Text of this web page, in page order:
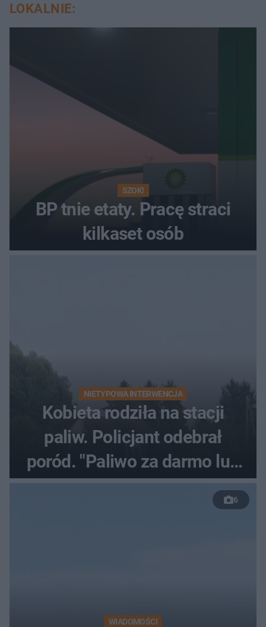
LOKALNIE:
SZOK!
BP tnie etaty. Pracę straci
kilkaset osób
NIETYPOWA INTERWENCJA
Kobieta rodziła na stacji
paliw. Policjant odebrał
poród. "Paliwo za darmo lub
50 %!"
6
WIADOMOŚCI